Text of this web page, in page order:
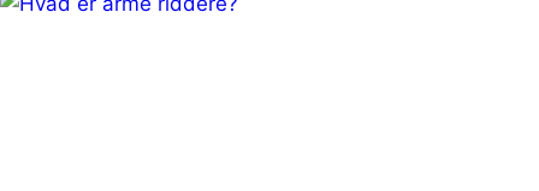
SYNDIG